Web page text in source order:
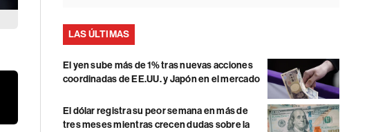
LAS ÚLTIMAS
El yen sube más de 1% tras nuevas acciones
coordinadas de EE.UU. y Japón en el mercado
El dólar registra su peor semana en más de
tres meses mientras crecen dudas sobre la